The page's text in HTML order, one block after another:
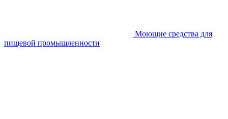
Моющие средства для
пищевой промышленности